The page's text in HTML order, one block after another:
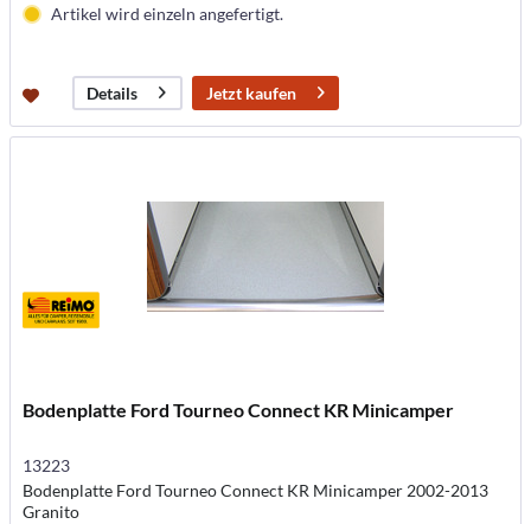
Artikel wird einzeln angefertigt.
Details Jetzt kaufen
Bodenplatte Ford Tourneo Connect KR Minicamper
13223
Bodenplatte Ford Tourneo Connect KR Minicamper 2002-2013
Granito